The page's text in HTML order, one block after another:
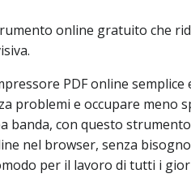
online gratuito che
PDF online
problemi e occupare meno
banda, con questo
nel browser, senza
per il lavoro di tutti i